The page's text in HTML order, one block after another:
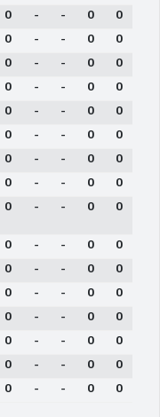
0 - - 0
0
0 - - 0
0
0 - - 0
0
0 - - 0
0
0 - - 0
0
0 - - 0
0
0 - - 0
0
0 - - 0
0
0 - - 0 0
0 - - 0
0
0 - - 0
0
0 - - 0
0
0 - - 0
0
0 - - 0
0
0 - - 0
0
0 - - 0 0